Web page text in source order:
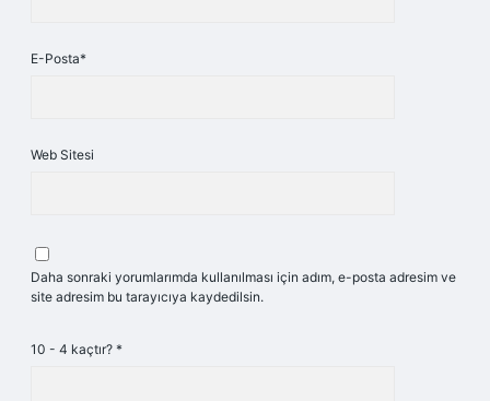
E-Posta*
Web Sitesi
Daha sonraki yorumlarımda kullanılması için adım, e-posta adresim ve
site adresim bu tarayıcıya kaydedilsin.
10 - 4 kaçtır? *